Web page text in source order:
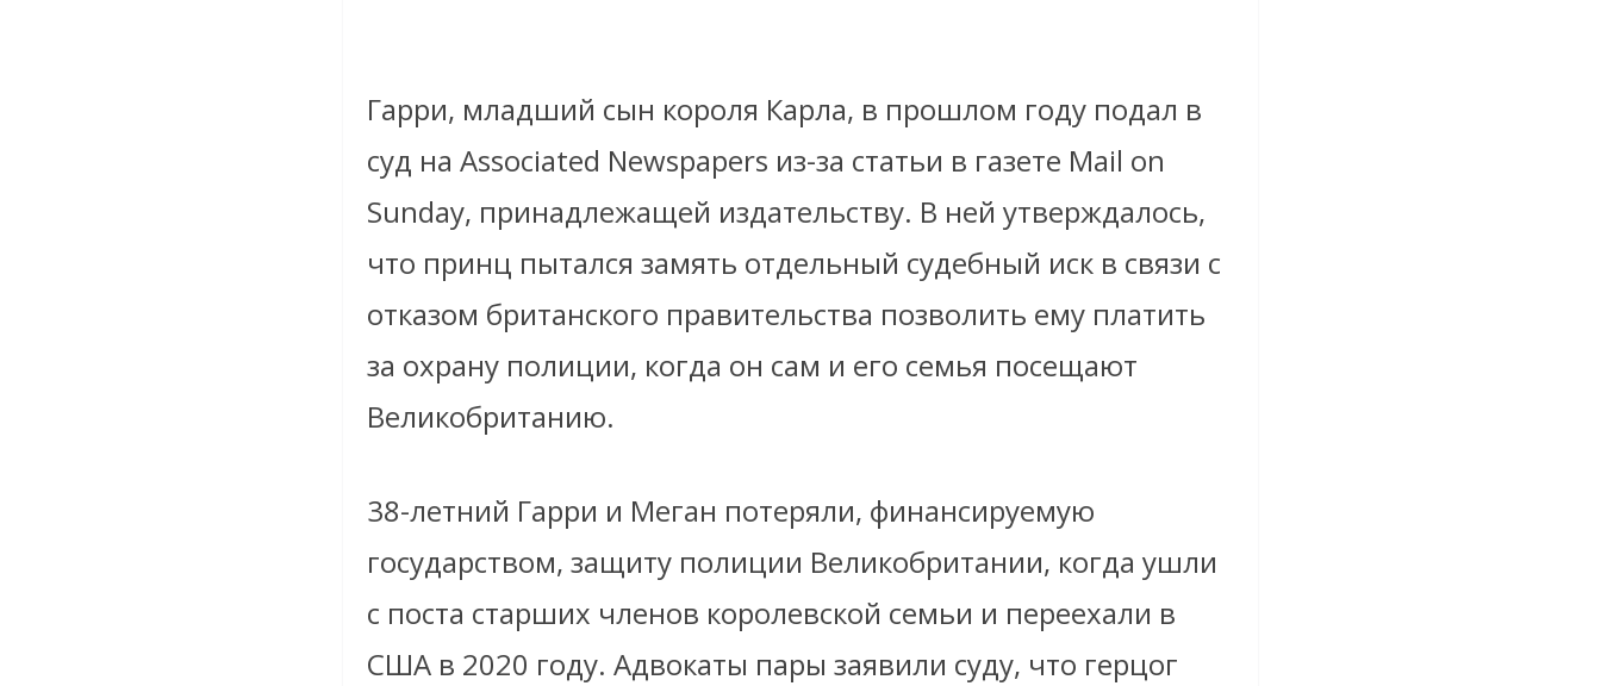
Гарри, младший сын короля Карла, в прошлом году подал в
суд на Associated Newspapers из-за статьи в газете Mail on
Sunday, принадлежащей издательству. В ней утверждалось,
что принц пытался замять отдельный судебный иск в связи с
отказом британского правительства позволить ему платить
за охрану полиции, когда он сам и его семья посещают
Великобританию.
38-летний Гарри и Меган потеряли, финансируемую
государством, защиту полиции Великобритании, когда ушли
с поста старших членов королевской семьи и переехали в
США в 2020 году. Адвокаты пары заявили суду, что герцог